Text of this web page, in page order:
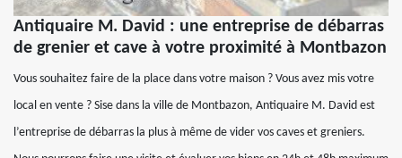
Antiquaire M. David : une entreprise de débarras
de grenier et cave à votre proximité à Montbazon
Vous souhaitez faire de la place dans votre maison ? Vous avez mis votre
local en vente ? Sise dans la ville de Montbazon, Antiquaire M. David est
l’entreprise de débarras la plus à même de vider vos caves et greniers.